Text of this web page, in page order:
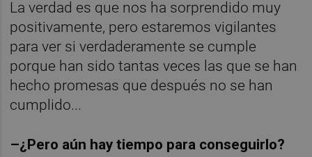
La verdad es que nos ha sorprendido muy
positivamente, pero estaremos vigilantes
para ver si verdaderamente se cumple
porque han sido tantas veces las que se han
hecho promesas que después no se han
cumplido...
–¿Pero aún hay tiempo para conseguirlo?